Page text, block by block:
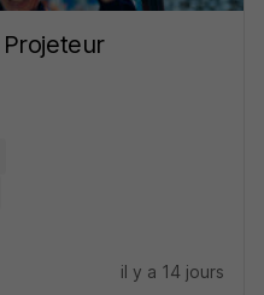
il y a 14 jours